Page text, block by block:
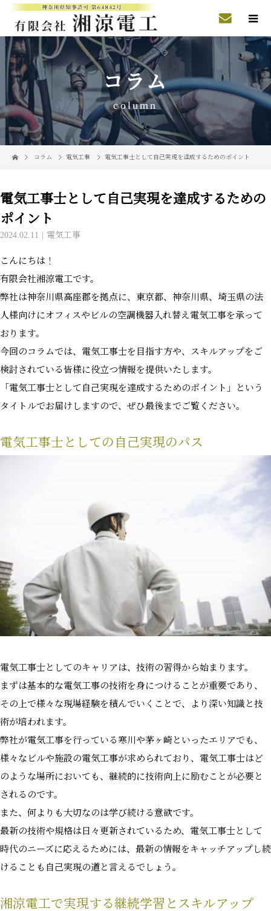
コラム
column
コラム 電気工事 電気工事士として自己実現を達成するためのポイント
電気工事士として自己実現を達成するための
ポイント
2024.02.11 電気工事
こんにちは！
有限会社湘涼電工です。
弊社は神奈川県高座郡を拠点に、東京都、神奈川県、埼玉県の法
人様向けにオフィスやビルの空調機器入れ替え電気工事を承って
おります。
今回のコラムでは、電気工事士を目指す方や、スキルアップをご
検討されている皆様に役立つ情報を提供いたします。
「電気工事士として自己実現を達成するためのポイント」という
タイトルでお届けしますので、ぜひ最後までご覧ください。
電気工事士としての自己実現のパス
電気工事士としてのキャリアは、技術の習得から始まります。
まずは基本的な電気工事の技術を身につけることが重要であり、
その上で様々な現場経験を積んでいくことで、より深い知識と技
術が培われます。
弊社が電気工事を行っている寒川や茅ヶ崎といったエリアでも、
様々なビルや施設の電気工事が求められており、電気工事士はど
のような場所においても、継続的に技術向上に励むことが必要と
されるのです。
また、何よりも大切なのは学び続ける意欲です。
最新の技術や規格は日々更新されているため、電気工事士として
時代のニーズに応えるためには、最新の情報をキャッチアップし続
けることも自己実現の道と言えるでしょう。
湘涼電工で実現する継続学習とスキルアップ